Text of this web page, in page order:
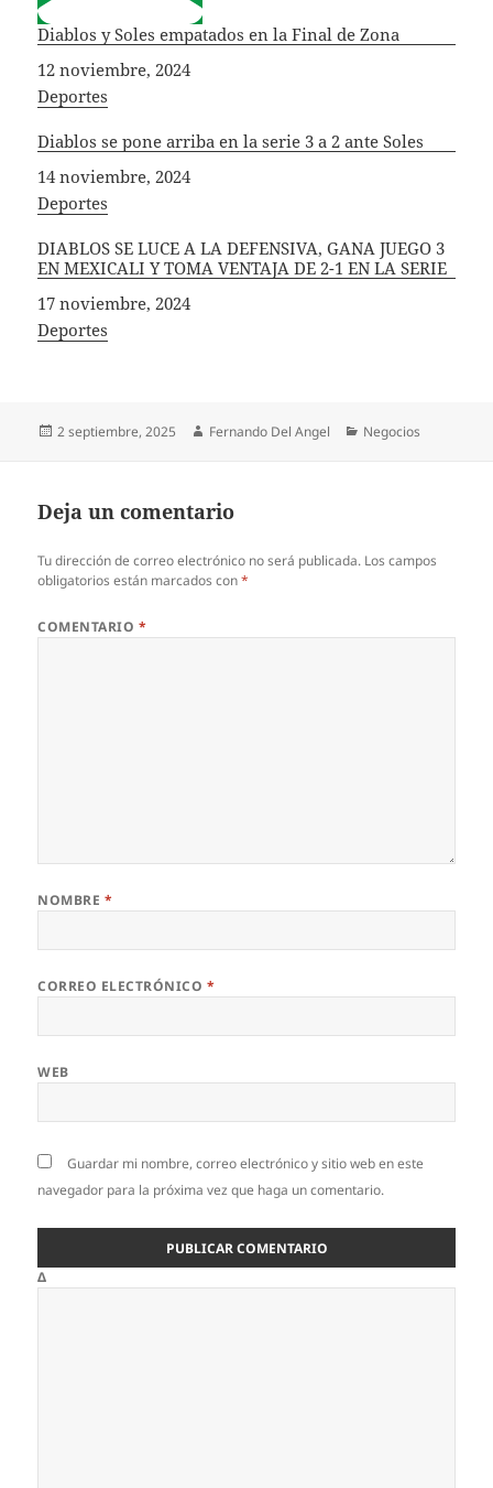
Diablos y Soles empatados en la Final de Zona
Fecha
12 noviembre, 2024
In relation to
Deportes
Diablos se pone arriba en la serie 3 a 2 ante Soles
Fecha
14 noviembre, 2024
In relation to
Deportes
DIABLOS SE LUCE A LA DEFENSIVA, GANA JUEGO 3
EN MEXICALI Y TOMA VENTAJA DE 2-1 EN LA SERIE
Fecha
17 noviembre, 2024
In relation to
Deportes
Publicado
2 septiembre, 2025 Autor
Fernando Del Angel Categorías
Negocios
Deja un comentario
Tu dirección de correo electrónico no será publicada. Los campos
obligatorios están marcados con*
COMENTARIO *
NOMBRE *
CORREO ELECTRÓNICO *
WEB
Guardar mi nombre, correo electrónico y sitio web en este
navegador para la próxima vez que haga un comentario.
Δ